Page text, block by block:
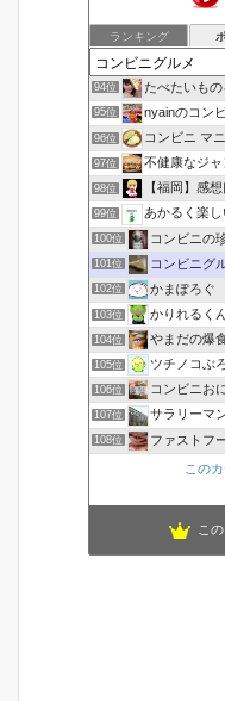
ランキング
94位 たべたいも
95位 nyainのコン
96位 コンビニ マ
97位 不健康なジ
98位 【福岡】感
99位 あかるく楽し
100位 コンビニの
101位 コンビニグ
102位 かまぽろぐ
103位 かりれるく
104位 やまだの爆
105位 ツチノコぶ
106位 コンビニお
107位 サラリーマ
108位 ファストフ
この
こ